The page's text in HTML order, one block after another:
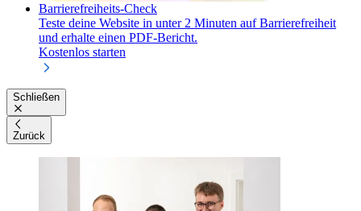
Barrierefreiheits-Check
Teste deine Website in unter 2 Minuten auf Barrierefreiheit
und erhalte einen PDF-Bericht.
Kostenlos starten
Schließen
Zurück